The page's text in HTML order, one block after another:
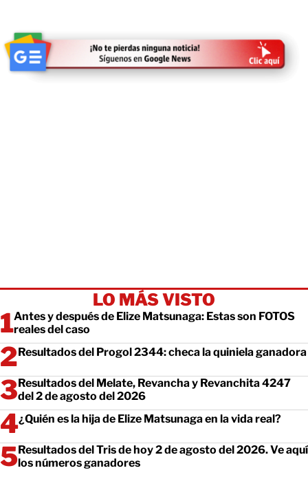
LO MÁS VISTO
Antes y después de Elize Matsunaga: Estas son FOTOS
reales del caso
Resultados del Progol 2344: checa la quiniela ganadora
Resultados del Melate, Revancha y Revanchita 4247
del 2 de agosto del 2026
¿Quién es la hija de Elize Matsunaga en la vida real?
Resultados del Tris de hoy 2 de agosto del 2026. Ve aquí
los números ganadores